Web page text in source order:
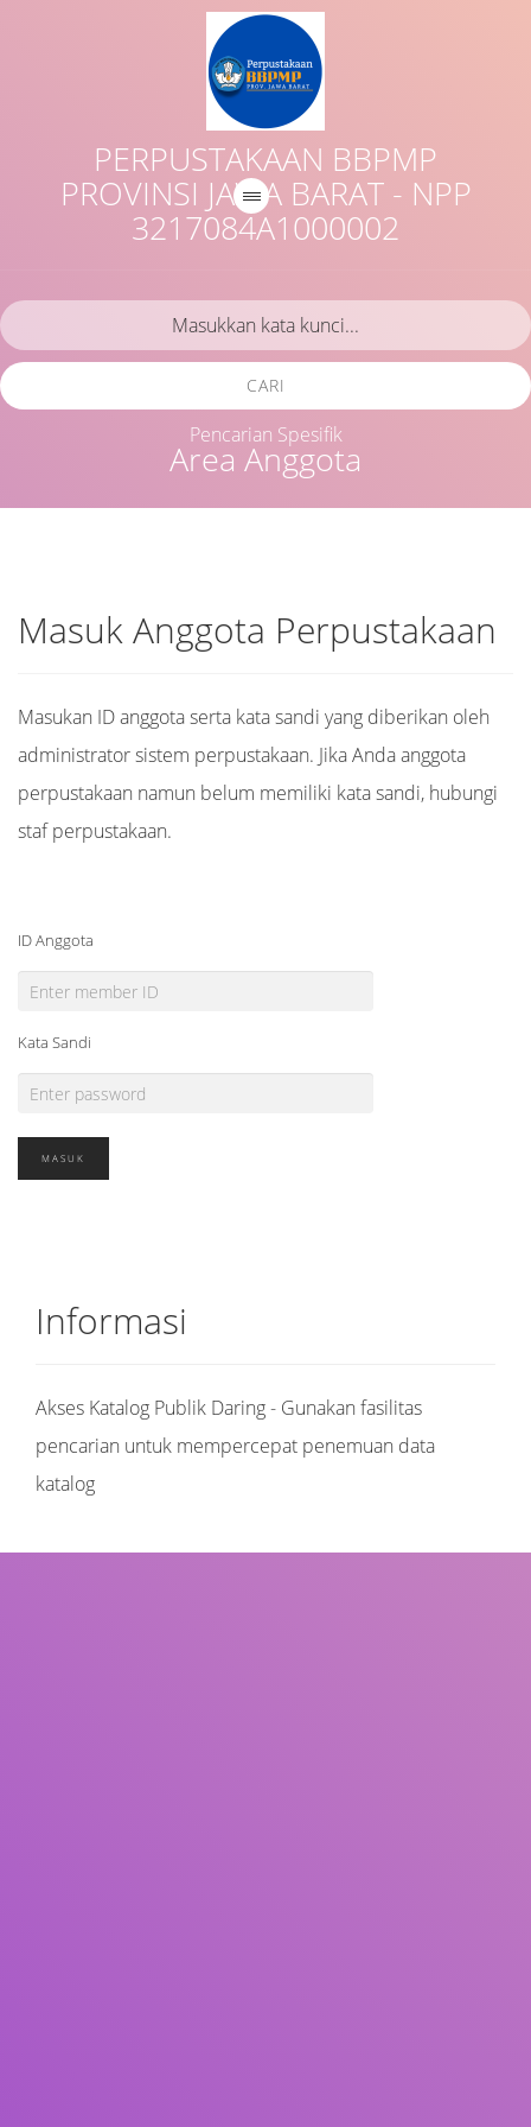
PERPUSTAKAAN BBPMP
PROVINSI JAWA BARAT - NPP
3217084A1000002
Area Anggota
CARI
Pencarian Spesifik
Masuk Anggota Perpustakaan
Masukan ID anggota serta kata sandi yang diberikan oleh
administrator sistem perpustakaan. Jika Anda anggota
perpustakaan namun belum memiliki kata sandi, hubungi
staf perpustakaan.
ID Anggota
Kata Sandi
Informasi
Akses Katalog Publik Daring - Gunakan fasilitas
pencarian untuk mempercepat penemuan data
katalog